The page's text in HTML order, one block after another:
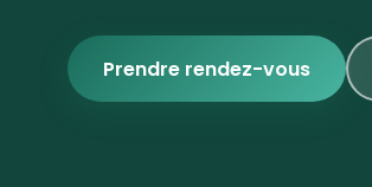
Prendre rendez-vous